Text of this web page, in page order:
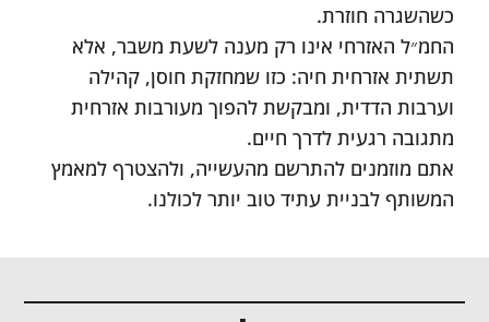
כשהשגרה חוזרת.
החמ״ל האזרחי אינו רק מענה לשעת משבר, אלא
תשתית אזרחית חיה: כזו שמחזקת חוסן, קהילה
וערבות הדדית, ומבקשת להפוך מעורבות אזרחית
מתגובה רגעית לדרך חיים.
אתם מוזמנים להתרשם מהעשייה, ולהצטרף למאמץ
המשותף לבניית עתיד טוב יותר לכולנו.